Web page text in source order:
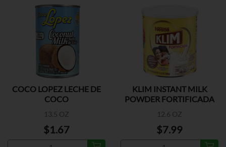
COCO LOPEZ LECHE DE
COCO
13.5 OZ
$1.67
KLIM INSTANT MILK
POWDER FORTIFICADA
12.6 OZ
$7.99